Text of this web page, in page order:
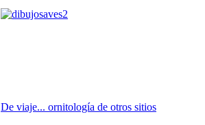
De viaje... ornitología de otros sitios